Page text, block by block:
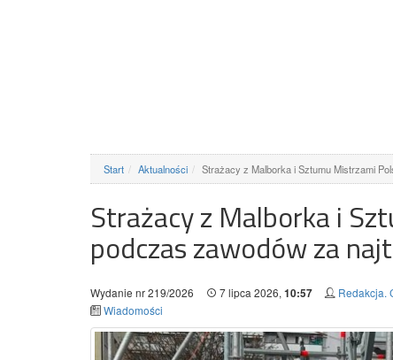
Start Aktualności Strażacy z Malborka i Sztumu Mistrzami
Strażacy z Malborka i
podczas zawodów za
Wydanie nr 219/2026 7 lipca 2026, 10:57
Redakcja.
Wiadomości